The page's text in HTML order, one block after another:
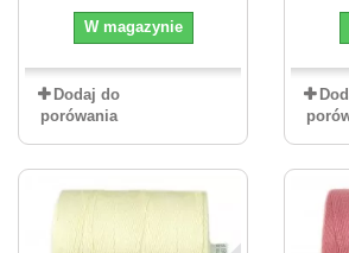
W magazynie
Dodaj do
porówania